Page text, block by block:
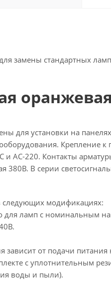
замены стандартных
для установки на
Крепление
АС-220. Контакты
380В. В серии
следующих модификациях:
для ламп с номинальным
от подачи питания
с уплотнительным
воды и пыли).